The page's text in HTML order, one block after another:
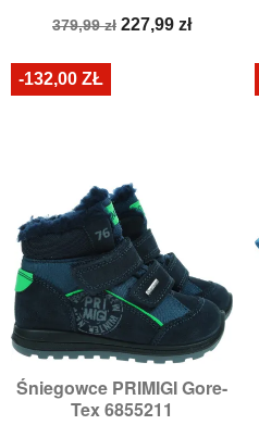
Cena
379,99 zł Cena
227,99 zł
Śniegowce PRIMIGI Gore-
Tex 6855211
-132,00 ZŁ